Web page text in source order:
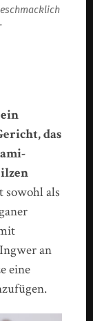
das
sowohl als
an
eine